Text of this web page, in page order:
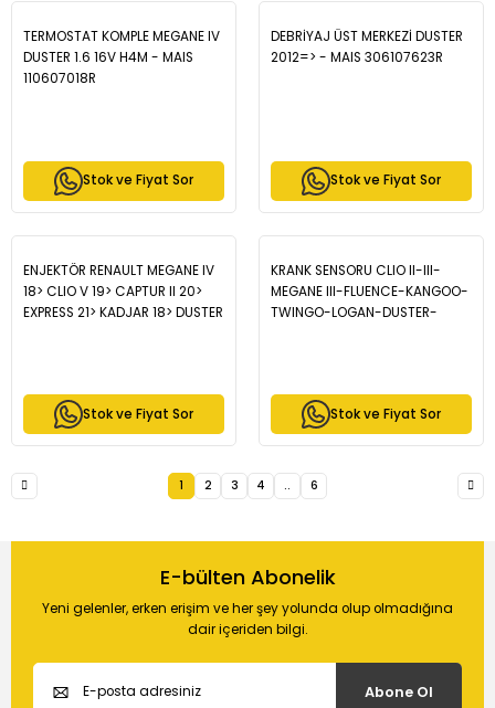
TERMOSTAT KOMPLE MEGANE IV
DUSTER 1.6 16V H4M - MAIS
110607018R
Stok ve Fiyat Sor
DEBRİYAJ ÜST MERKEZİ DUSTER
2012=> - MAIS 306107623R
Stok ve Fiyat Sor
ENJEKTÖR RENAULT MEGANE IV
18> CLIO V 19> CAPTUR II 20>
EXPRESS 21> KADJAR 18> DUSTER
Stok ve Fiyat Sor
KRANK SENSORU CLIO II-III-
MEGANE III-FLUENCE-KANGOO-
TWINGO-LOGAN-DUSTER-
Stok ve Fiyat Sor
1 2 3 4 .. 6
E-bülten Abonelik
Yeni gelenler, erken erişim ve her şey yolunda olup olmadığına
dair içeriden bilgi.
Abone Ol